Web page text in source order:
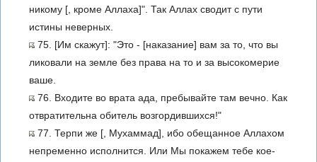
никому [, кроме Аллаха]". Так Аллах сводит с пути
истины неверных.
75. [Им скажут]: "Это - [наказание] вам за то, что вы
ликовали на земле без права на то и за высокомерие
ваше.
76. Входите во врата ада, пребывайте там вечно. Как
отвратительна обитель возгордившихся!"
77. Терпи же [, Мухаммад], ибо обещанное Аллахом
непременно исполнится. Или Мы покажем тебе кое-